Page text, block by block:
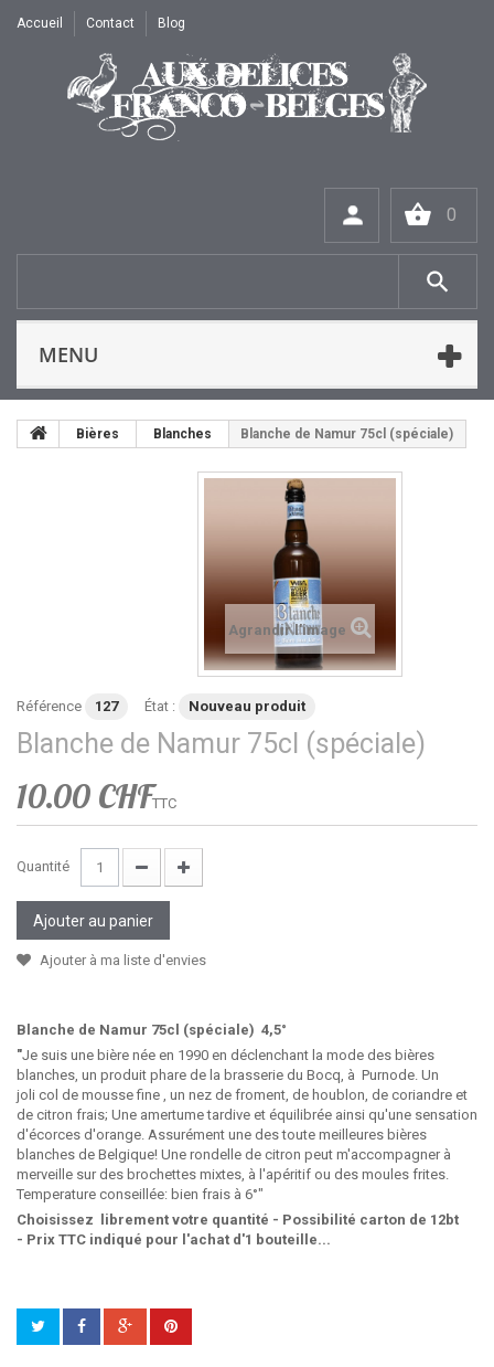
Blog
Contact
Accueil
0
MENU
Bières Blanches Blanche de Namur 75cl (spéciale)
Agrandir l'image
Référence 127 État : Nouveau produit
Blanche de Namur 75cl (spéciale)
10.00 CHFTTC
Quantité
Ajouter au panier
Ajouter à ma liste d'envies
Blanche de Namur 75cl (spéciale) 4,5°
"Je suis une bière née en 1990 en déclenchant la mode des bières
blanches, un produit phare de la brasserie du Bocq, à Purnode. Un
joli col de mousse fine , un nez de froment, de houblon, de coriandre et
de citron frais; Une amertume tardive et équilibrée ainsi qu'une sensation
d'écorces d'orange. Assurément une des toute meilleures bières
blanches de Belgique! Une rondelle de citron peut m'accompagner à
merveille sur des brochettes mixtes, à l'apéritif ou des moules frites.
Temperature conseillée: bien frais à 6°"
Choisissez librement votre quantité - Possibilité carton de 12bt
- Prix TTC indiqué pour l'achat d'1 bouteille...